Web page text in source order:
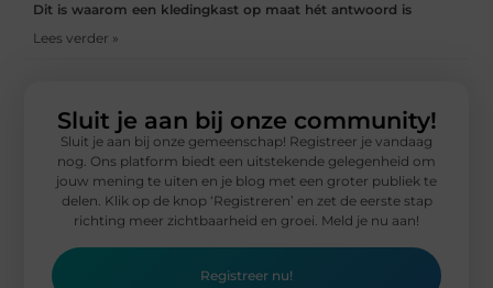
Dit is waarom een kledingkast op maat hét antwoord is
Lees verder »
Sluit je aan bij onze community!
Sluit je aan bij onze gemeenschap! Registreer je vandaag
nog. Ons platform biedt een uitstekende gelegenheid om
jouw mening te uiten en je blog met een groter publiek te
delen. Klik op de knop ‘Registreren’ en zet de eerste stap
richting meer zichtbaarheid en groei. Meld je nu aan!
Registreer nu!